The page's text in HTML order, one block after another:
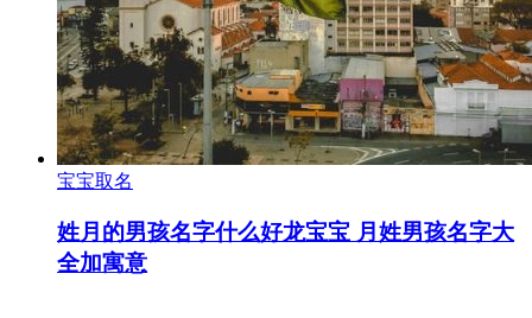
宝宝取名
姓月的男孩名字什么好龙宝宝 月姓男孩名字大
全加寓意